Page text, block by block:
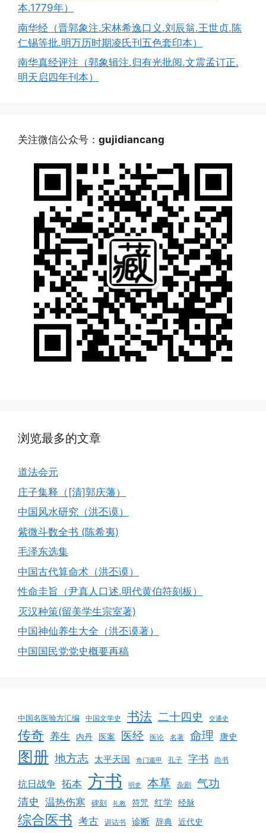
本.1779年）
南华经（晋郭象注.宋林希逸口义.刘辰翁.王世贞.陈
仁锡等批.明万历时期凌氏刊五色套印本）
南华真经评注（郭象辑注.归有光批阅.文震孟订正.
明天启四年刊本）
关注微信公众号： gujidiancang
浏览最多的文章
道法会元
庄子集释（[清]郭庆藩）
中国风水研究（洪丕谟）
紫微斗数全书 (陈希夷)
毛泽东选集
中国古代算命术（洪丕谟）
性命圭旨（尹真人口述.明代黄伯符刻板）
灭汉种策(留美学生宗室著)
中国神仙养生大全（洪丕谟著）
中国国民党党史概要再稿
中国名医验方汇编 中国文学史 书法 二十四史 交通史
传奇 养生 内丹 医案 医经 医论 名著 命理 唐史
图册 地方志 太平天国 奇门遁甲 孔子 字书 尚书
抗日战争 拓本 方书 明史 本草 杂剧 气功
清史 温热伤寒 碑刻 礼教 符咒 红学 经脉
综合医书 考古 训诂书 诊断 辞典 近代史